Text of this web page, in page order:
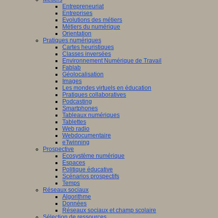
Entrepreneuriat
Entreprises
Evolutions des métiers
Métiers du numérique
Orientation
Pratiques numériques
Cartes heuristiques
Classes inversées
Environnement Numérique de Travail
Fablab
Géolocalisation
Images
Les mondes virtuels en éducation
Pratiques collaboratives
Podcasting
Smartphones
Tableaux numériques
Tablettes
Web radio
Webdocumentaire
eTwinning
Prospective
Ecosystème numérique
Espaces
Politique éducative
Scénarios prospectifs
Temps
Réseaux sociaux
Algorithme
Données
Réseaux sociaux et champ scolaire